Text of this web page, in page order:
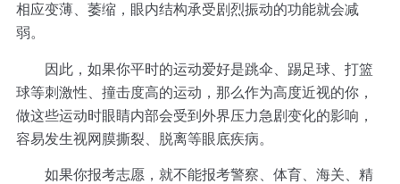
相应变薄、萎缩，眼内结构承受剧烈振动的功能就会减
弱。
因此，如果你平时的运动爱好是跳伞、踢足球、打篮
球等刺激性、撞击度高的运动，那么作为高度近视的你，
做这些运动时眼睛内部会受到外界压力急剧变化的影响，
容易发生视网膜撕裂、脱离等眼底疾病。
如果你报考志愿，就不能报考警察、体育、海关、精